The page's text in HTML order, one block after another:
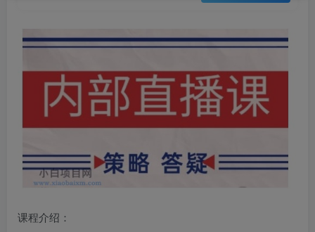
课程介绍：